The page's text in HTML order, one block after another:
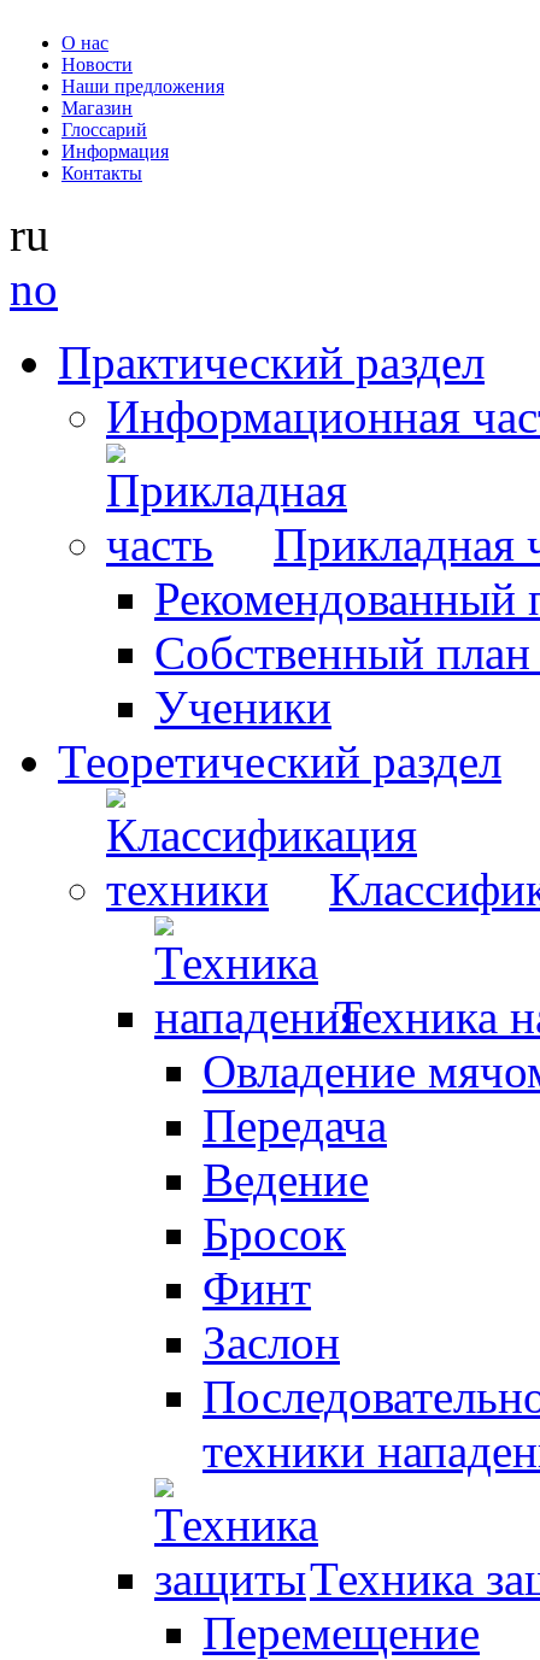
О нас
Новости
Наши предложения
Магазин
Глоссарий
Информация
Контакты
ru
no
Практический раздел
Информационная
Прикладная
Рекомендованный
Собственный
Ученики
Теоретический раздел
Техника
Овладение
Передача
Ведение
Бросок
Финт
Заслон
техники
Техника
Перемещение